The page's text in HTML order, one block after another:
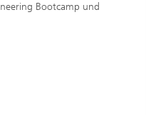
Bootcamp und